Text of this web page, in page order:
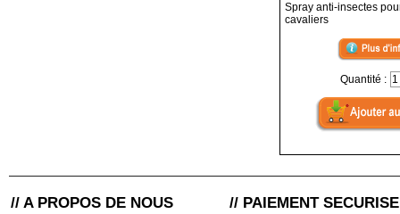
Spray anti-insectes
cavaliers
Quantité :
// A PROPOS DE NOUS // PAIEMENT SECURISE